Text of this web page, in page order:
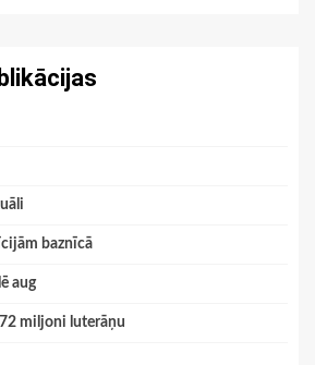
baznīcā
aug
72 miljoni luterāņu